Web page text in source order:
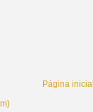
Página inicial